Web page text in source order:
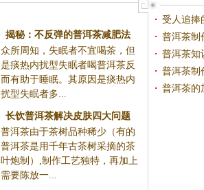
揭秘：不反弹的普洱茶减肥法
众所周知，失眠者不宜喝茶，但
是痰热内扰型失眠者喝普洱茶反
而有助于睡眠。其原因是痰热内
扰型失眠者多...
长饮普洱茶解决皮肤四大问题
普洱茶由于茶树品种稀少（有的
普洱茶是用千年古茶树采摘的茶
叶炮制）,制作工艺独特，再加上
需要陈放一...
受人追捧
普洱茶制
普洱茶
普洱茶制
普洱茶的